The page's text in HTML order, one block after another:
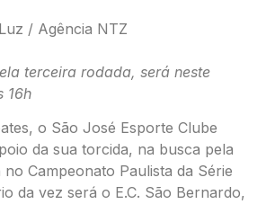
/ Agência NTZ
terceira rodada, será neste
16h
o São José Esporte Clube
da sua torcida, na busca pela
Campeonato Paulista da Série
da vez será o E.C. São Bernardo,